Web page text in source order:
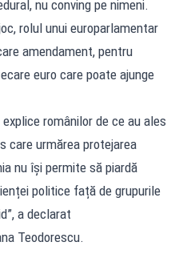
nu conving pe nimeni.
rolul unui europarlamentar
amendament, pentru
euro care poate ajunge
explice românilor de ce au ales
care urmărea protejarea
nu își permite să piardă
politice față de grupurile
a declarat
Teodorescu.